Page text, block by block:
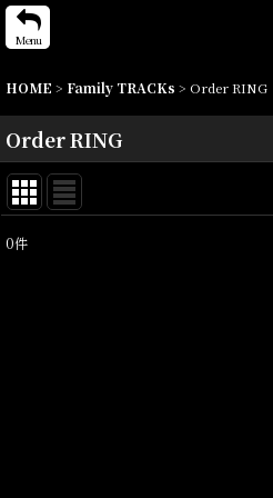
Menu
HOME > Family TRACKs > Order RING
Order RING
表示数
0件